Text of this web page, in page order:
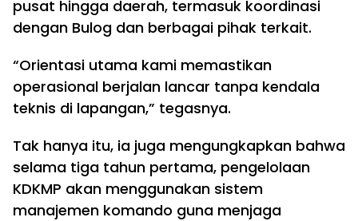
pusat hingga daerah, termasuk koordinasi
dengan Bulog dan berbagai pihak terkait.
“Orientasi utama kami memastikan
operasional berjalan lancar tanpa kendala
teknis di lapangan,” tegasnya.
Tak hanya itu, ia juga mengungkapkan bahwa
selama tiga tahun pertama, pengelolaan
KDKMP akan menggunakan sistem
manajemen komando guna menjaga